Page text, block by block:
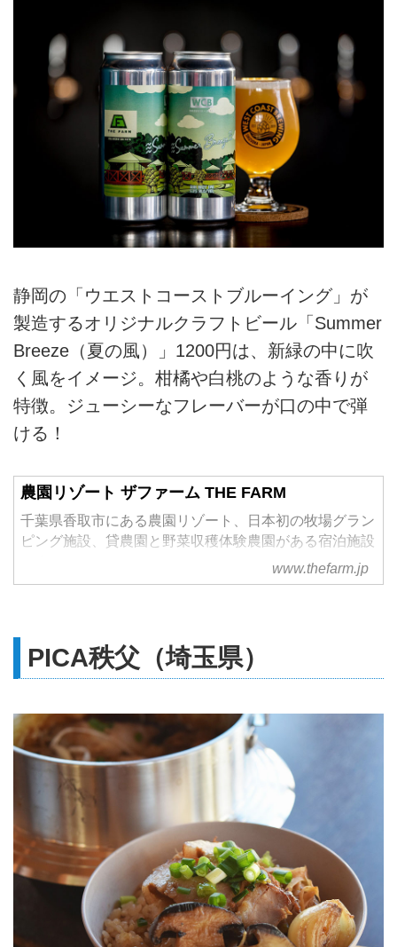
静岡の「ウエストコーストブルーイング」が
製造するオリジナルクラフトビール「Summer
Breeze（夏の風）」1200円は、新緑の中に吹
く風をイメージ。柑橘や白桃のような香りが
特徴。ジューシーなフレーバーが口の中で弾
ける！
農園リゾート ザファーム THE FARM
千葉県香取市にある農園リゾート、日本初の牧場グラン
ピング施設、貸農園と野菜収穫体験農園がある宿泊施設
www.thefarm.jp
PICA秩父（埼玉県）